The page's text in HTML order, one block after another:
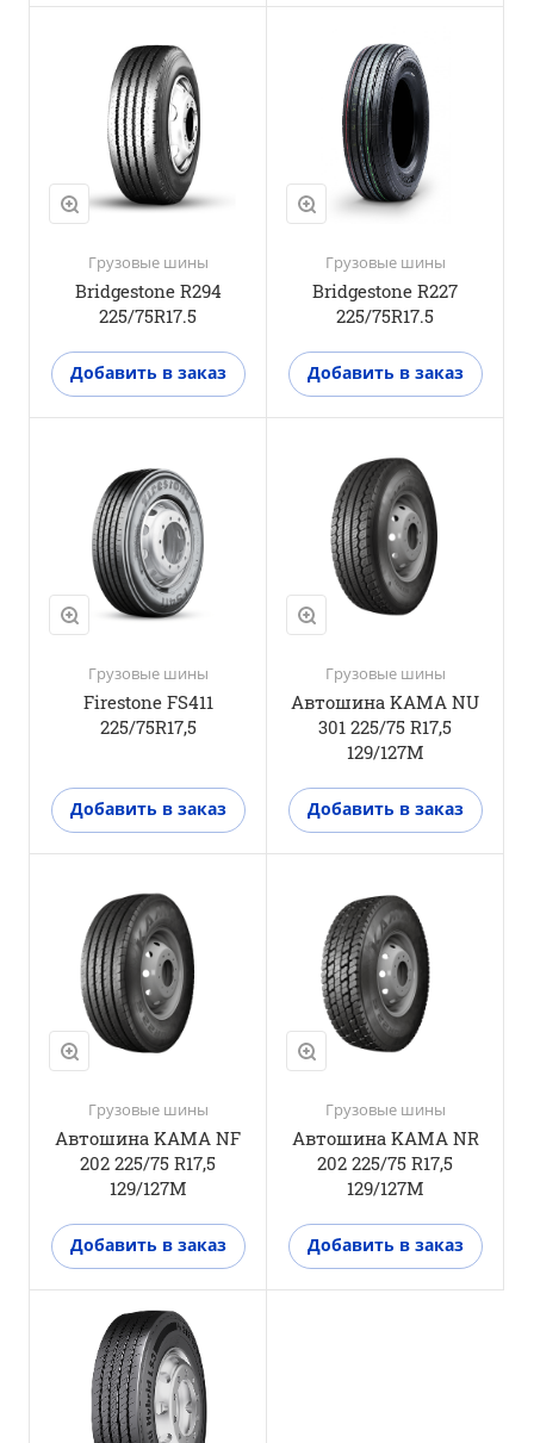
Грузовые шины
Bridgestone R294
225/75R17.5
Добавить в заказ
Положение оси
Рулевая ось
M+S
Нет
3PMSF
Нет
Грузовые шины
Bridgestone R227
225/75R17.5
Добавить в заказ
Грузовые шины
Firestone FS411
225/75R17,5
Добавить в заказ
Универсальная
ось
M+S
Да
3PMSF
Нет
Грузовые шины
Автошина KAMA NU
301 225/75 R17,5
129/127M
Добавить в заказ
Грузовые шины
Автошина KAMA NF
202 225/75 R17,5
129/127M
Добавить в заказ
Положение оси
Ведущая ось
M+S
Да
3PMSF
Нет
Грузовые шины
Автошина KAMA NR
202 225/75 R17,5
129/127M
Добавить в заказ